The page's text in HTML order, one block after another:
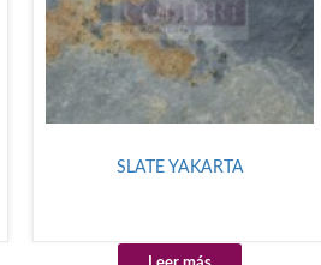
SLATE YAKARTA